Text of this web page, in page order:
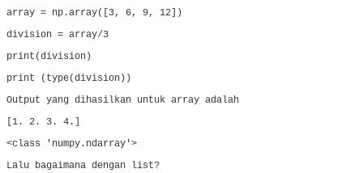
array = np.array([3, 6, 9, 12])
division = array/3
print(division)
print (type(division))
Output yang dihasilkan untuk array adalah
[1. 2. 3. 4.]
<class 'numpy.ndarray'>
Lalu bagaimana dengan list?